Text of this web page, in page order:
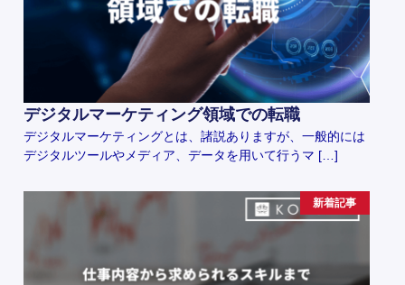
デジタルマーケティング領域での転職
デジタルマーケティングとは、諸説ありますが、一般的には
デジタルツールやメディア、データを用いて行うマ […]
新着記事